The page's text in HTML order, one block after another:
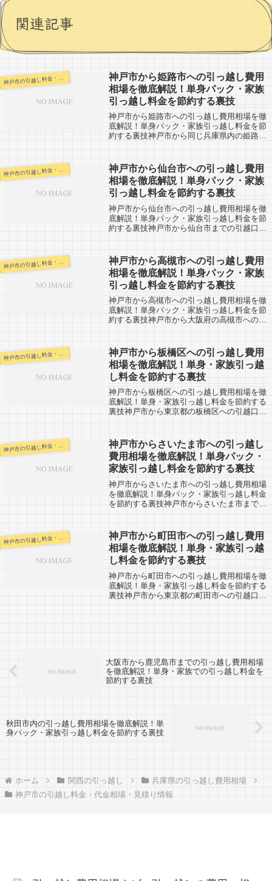
関連記事
神 戸市の引越し料金・代金相場・見積り情報
神戸市から姫路市への引っ越し費用
相場を徹底解説！単身パック・家族
引っ越し料金を節約する裏技
神戸市から姫路市への引っ越し費用相場を徹
底解説！単身パック・家族引っ越し料金を節
約する裏技神戸市から同じ兵庫県内の姫路市
姫路市までは約60km。兵庫県では神戸に...
神 戸市の引越し料金・代金相場・見積り情報
神戸市から仙台市への引っ越し費用
相場を徹底解説！単身パック・家族
引っ越し料金を節約する裏技
神戸市から仙台市への引っ越し費用相場を徹
底解説！単身パック・家族引っ越し料金を節
約する裏技神戸市から仙台市までの引越口コ
車で約10時間ほどかかりますね。日本...
神
神戸市から高槻市への引っ越し費用
相場を徹底解説！単身パック・家族
引っ越し料金を節約する裏技
神戸市から高槻市への引っ越し費用相場を徹
底解説！単身パック・家族引っ越し料金を節
約する裏技神戸市から大阪府の高槻市への引
神戸市から高槻市までは約50km。少し離...
神
神戸市から板橋区への引っ越し費用
相場を徹底解説！単身・家族引っ越
し料金を節約する裏技
神戸市から板橋区への引っ越し費用相場を徹
底解説！単身・家族引っ越し料金を節約する
裏技神戸市から東京都の板橋区への引越口コ
は東京23区の中でも北側に位置しています...
神 戸市の引越し料金・代金相場・見積り情報
神戸市からさいたま市への引っ越し
費用相場を徹底解説！単身パック・
家族引っ越し料金を節約する裏技
神戸市からさいたま市への引っ越し費用相場
を徹底解説！単身パック・家族引っ越し料金
を節約する裏技神戸市からさいたま市までの
市までは約550km。長距離の引越しにな...
神
神戸市から町田市への引っ越し費用
相場を徹底解説！単身・家族引っ越
し料金を節約する裏技
神戸市から町田市への引っ越し費用相場を徹
底解説！単身・家族引っ越し料金を節約する
裏技神戸市から東京都の町田市への引越口コ
大阪市から鹿児島市までの引っ越し費用相場
を徹底解説！単身・家族での引っ越し料金を
節約する裏技
秋田市内の引っ越し費用相場を徹底解説！単
身パック・家族引っ越し料金を節約する裏技
ホーム 関西の引っ越し
兵庫県の引っ越し費用相場
神戸市の引越し料金・代金相場・見積り情報